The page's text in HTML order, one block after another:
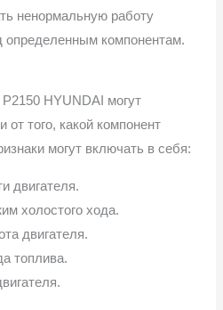
ненормальную работу
определенным компонентам.
HYUNDAI могут
от того, какой компонент
могут включать в себя:
двигателя.
холостого хода.
двигателя.
топлива.